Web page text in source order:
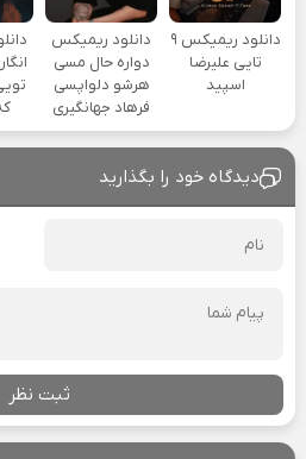
دانلود ریمیکس ۹
تایی علیرضا
اسپید
دانلود ریمیکس
دواره حال مسی
هرشو دلواپسی
فرهاد جهانگیری
دیدگاه خود را بگذارید
ثبت نظر